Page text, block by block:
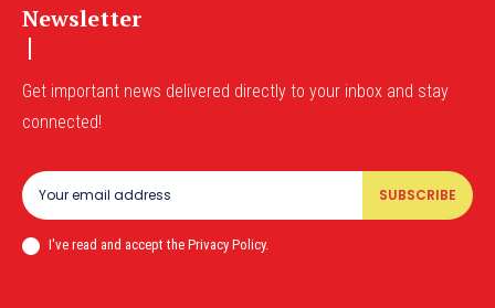
Newsletter
Get important news delivered directly to your inbox and stay
connected!
SUBSCRIBE
I've read and accept the Privacy Policy.